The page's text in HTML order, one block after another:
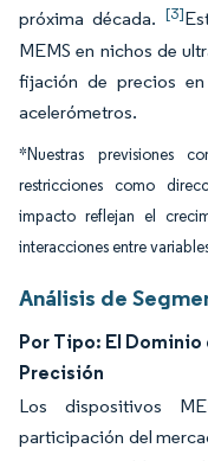
próxima década. [3]
MEMS en nichos de
fijación de precios
acelerómetros.
*Nuestras previsiones
restricciones como
impacto reflejan el
interacciones entre
Análisis de
Por Tipo: El Dominio
Precisión
Los dispositivos
participación del